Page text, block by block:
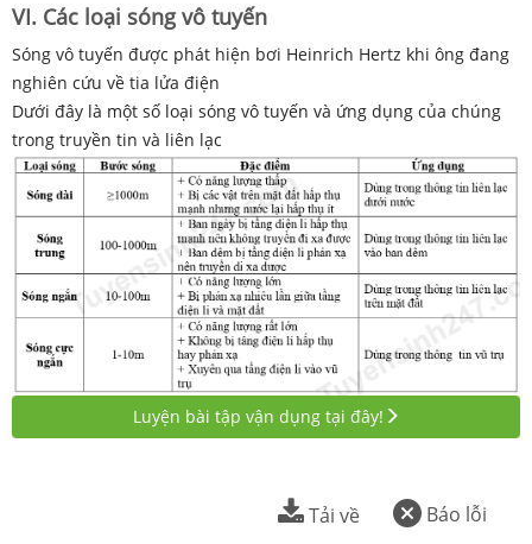
VI. Các loại sóng vô tuyến
Sóng vô tuyến được phát hiện bơi Heinrich Hertz khi ông đang
nghiên cứu về tia lửa điện
Dưới đây là một số loại sóng vô tuyến và ứng dụng của chúng
trong truyền tin và liên lạc
Luyện bài tập vận dụng tại đây!
Báo lỗi
Tải về